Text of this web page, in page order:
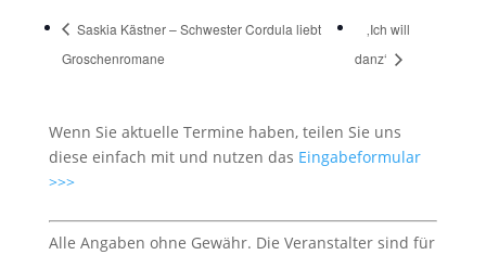
Saskia Kästner – Schwester Cordula liebt
Groschenromane
‚Ich will
danz‘
Wenn Sie aktuelle Termine haben, teilen Sie uns
diese einfach mit und nutzen das Eingabeformular
>>>
Alle Angaben ohne Gewähr. Die Veranstalter sind für